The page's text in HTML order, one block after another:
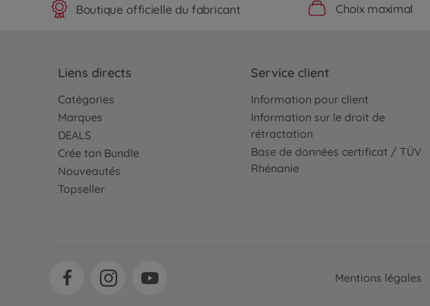
Boutique officielle du fabricant Choix maximal
Liens directs
Catégories
Marques
DEALS
Crée ton Bundle
Nouveautés
Topseller
Service client
Information pour client
Information sur le droit de
rétractation
Base de données certificat / TÜV
Rhénanie
Mentions légales